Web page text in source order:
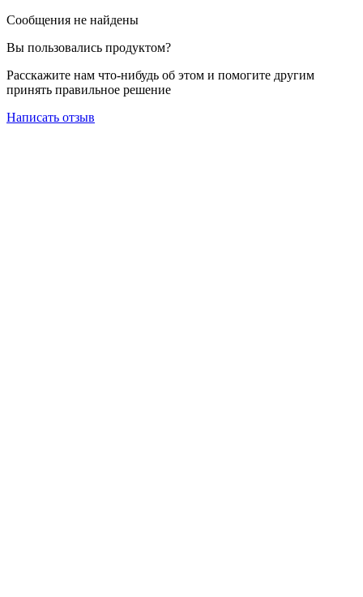
Сообщения не найдены
Вы пользовались продуктом?
Расскажите нам что-нибудь об этом и помогите другим
принять правильное решение
Написать отзыв